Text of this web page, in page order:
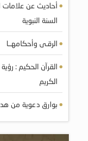
أحاديث عن
السنة النبوية
الرقـى وأحكامهــا
القرآن الحكيم :
الكريم
بوارق دعوية من